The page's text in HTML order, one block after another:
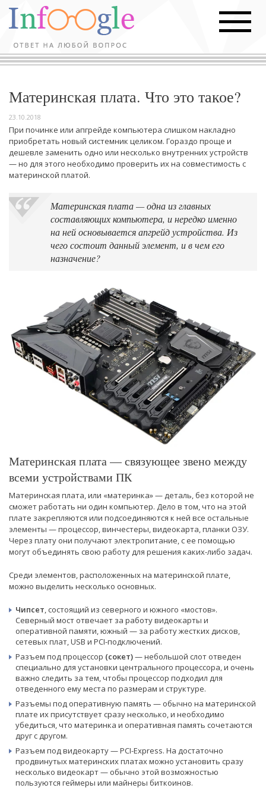
Материнская плата. Что это такое?
23.10.2018
При починке или апгрейде компьютера слишком накладно
приобретать новый системник целиком. Гораздо проще и
дешевле заменить одно или несколько внутренних устройств
— но для этого необходимо проверить их на совместимость с
материнской платой.
Материнская плата — одна из главных
составляющих компьютера, и нередко именно
на ней основывается апгрейд устройства. Из
чего состоит данный элемент, и в чем его
назначение?
Материнская плата — связующее звено между
всеми устройствами ПК
Материнская плата, или «материнка» — деталь, без которой не
сможет работать ни один компьютер. Дело в том, что на этой
плате закрепляются или подсоединяются к ней все остальные
элементы — процессор, винчестеры, видеокарта, планки ОЗУ.
Через плату они получают электропитание, с ее помощью
могут объединять свою работу для решения каких-либо задач.
Среди элементов, расположенных на материнской плате,
можно выделить несколько основных.
Чипсет, состоящий из северного и южного «мостов».
Северный мост отвечает за работу видеокарты и
оперативной памяти, южный — за работу жестких дисков,
сетевых плат, USB и PCI-подключений.
Разъем под процессор (сокет)— небольшой слот отведен
специально для установки центрального процессора, и очень
важно следить за тем, чтобы процессор подходил для
отведенного ему места по размерам и структуре.
Разъемы под оперативную память — обычно на материнской
плате их присутствует сразу несколько, и необходимо
убедиться, что материнка и оперативная память сочетаются
друг с другом.
Разъем под видеокарту — PCI-Express. На достаточно
продвинутых материнских платах можно установить сразу
несколько видеокарт — обычно этой возможностью
пользуются геймеры или майнеры биткоинов.